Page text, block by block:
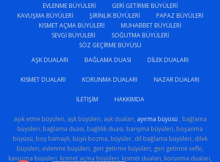
EVLENME BÜYÜLERI
GERI GETIRME BÜYÜLERI
KAVUŞMA BÜYÜLERI
ŞIRINLIK BÜYÜLERI
PAPAZ BÜYÜLERI
KISMET AÇMA BÜYÜLERI
MUHABBET BÜYÜLERI
SEVGI BÜYÜLERI
SOĞUTMA BÜYÜLERI
SÖZ GEÇIRME BÜYÜSÜ
AŞK DUALARI
BAĞLAMA DUASI DILEK DUALARI
KISMET DUALARI KORUNMA DUALARI NAZAR DUALARI
İLETIŞIM HAKKIMDA
aşık etme büyüleri, aşk büyüleri, aşk duaları, ayırma büyüsü , bağlama
büyüleri, bağlama duası, bağlılık duası, barışma büyüleri, boşanma
büyüsü, boy hamaylı, büyü bozma, büyüler, dil bağlama büyüleri, dilek
büyüleri, evlenme büyüleri, geri getirme büyüleri, geri getirme vefki,
kavuşma büyüleri, kısmet açma büyüleri, kısmet duaları, korunma duaları,